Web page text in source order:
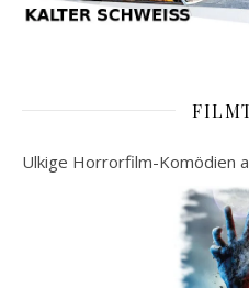
Ulkige Horrorfilm-Komödien